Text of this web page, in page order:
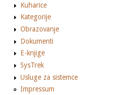
Kuharice
Kategorije
Obrazovanje
Dokumenti
E-knjige
SysTrek
Usluge za sistemce
Impressum